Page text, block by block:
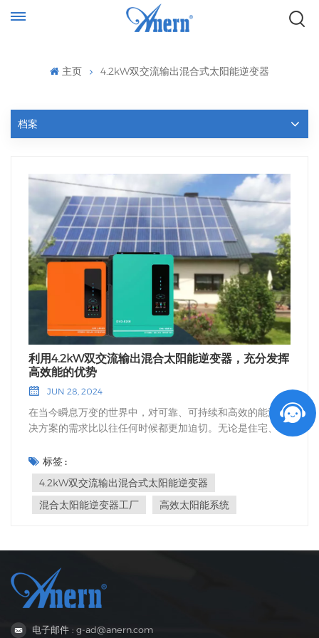
主页 4.2kW双交流输出混合式太阳能逆变器
档案
利用4.2kW双交流输出混合太阳能逆变器，充分发挥
高效能的优势
JUN 28, 2024
在当今瞬息万变的世界中，对可靠、可持续和高效的能源解
决方案的需求比以往任何时候都更加迫切。无论是住宅、商
生辉。 这 4.2kW双交流输出混合式太阳能逆变器 经过精心
设计，旨在优化效率和可靠性 太阳能系统其坚固的设计和尖
端技术可与太阳能电池板和电网无缝集成，确保不间断供电
并提高能源效率。 主要特点和优势双交流输出灵活性：双路
最大限度地减少浪费。可靠性：在电网故障的情况下，逆变
器可无缝切换到电池供电，为重要电器和系统提供不间断的
电源。 高效优化性能：4.2kW 逆变器的峰值效率超过
97%，确保您从太阳能电池板获得最大可能的能量。 减少
度地减少能量损失，确保您的太阳能系统在各种条件下都能
标签 :
4.2kW双交流输出混合式太阳能逆变器
混合太阳能逆变器工厂
高效太阳能系统
电子邮件 : g-ad@anern.com